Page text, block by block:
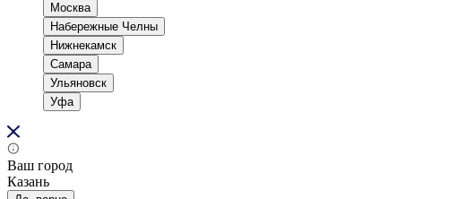
Москва
Набережные Челны
Нижнекамск
Самара
Ульяновск
Уфа
Ваш город
Казань